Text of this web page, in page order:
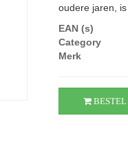
oudere jaren, is
EAN (s)
Category
Merk